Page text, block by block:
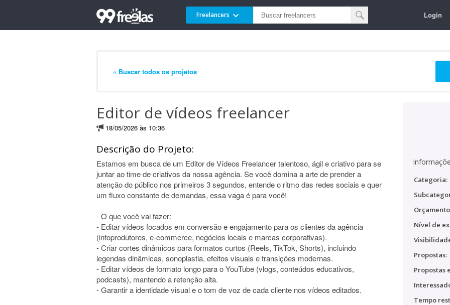
Freelancers Login
« Buscar todos os projetos
Editor de vídeos freelancer
18/05/2026 às 10:36
Descrição do Projeto:
Estamos em busca de um Editor de Vídeos Freelancer talentoso, ágil e criativo para se
juntar ao time de criativos da nossa agência. Se você domina a arte de prender a
atenção do público nos primeiros 3 segundos, entende o ritmo das redes sociais e quer
um fluxo constante de demandas, essa vaga é para você!
- O que você vai fazer:
- Editar vídeos focados em conversão e engajamento para os clientes da agência
(infoprodutores, e-commerce, negócios locais e marcas corporativas).
- Criar cortes dinâmicos para formatos curtos (Reels, TikTok, Shorts), incluindo
legendas dinâmicas, sonoplastia, efeitos visuais e transições modernas.
- Editar vídeos de formato longo para o YouTube (vlogs, conteúdos educativos,
podcasts), mantendo a retenção alta.
- Garantir a identidade visual e o tom de voz de cada cliente nos vídeos editados.
Categoria:
Nível de
Propostas:
Propostas
Tempo